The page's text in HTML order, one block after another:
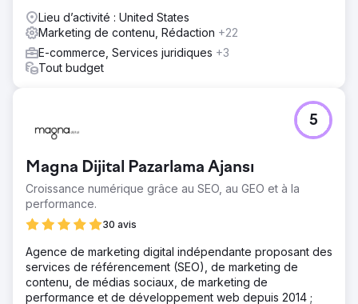
Lieu d’activité : United States
Marketing de contenu, Rédaction +22
E-commerce, Services juridiques +3
Tout budget
Magna Dijital Pazarlama Ajansı
Croissance numérique grâce au SEO, au GEO et à la
performance.
30 avis
5
Agence de marketing digital indépendante proposant des
services de référencement (SEO), de marketing de
contenu, de médias sociaux, de marketing de
performance et de développement web depuis 2014 ;